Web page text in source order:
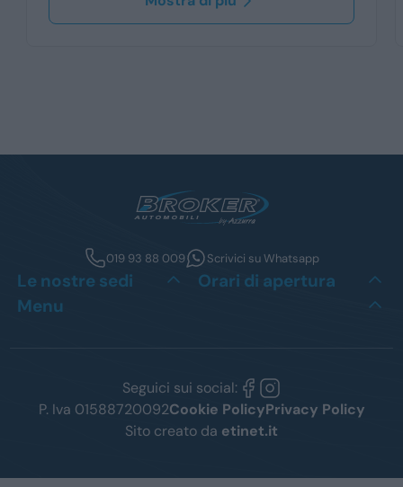
019 93 88 009 Scrivici su Whatsapp
Le nostre sedi
Orari di apertura
Menu
Seguici sui social:
P. Iva 01588720092Cookie PolicyPrivacy Policy
Sito creato da etinet.it